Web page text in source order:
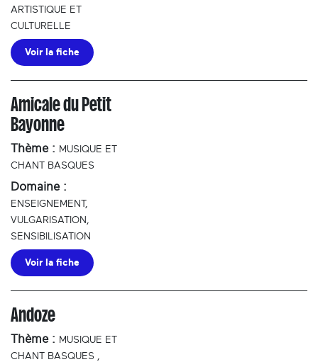
ARTISTIQUE ET
CULTURELLE
Voir la fiche
Amicale du Petit
Bayonne
Thème : MUSIQUE ET
CHANT BASQUES
Domaine :
ENSEIGNEMENT,
VULGARISATION,
SENSIBILISATION
Voir la fiche
Andoze
Thème : MUSIQUE ET
CHANT BASQUES ,